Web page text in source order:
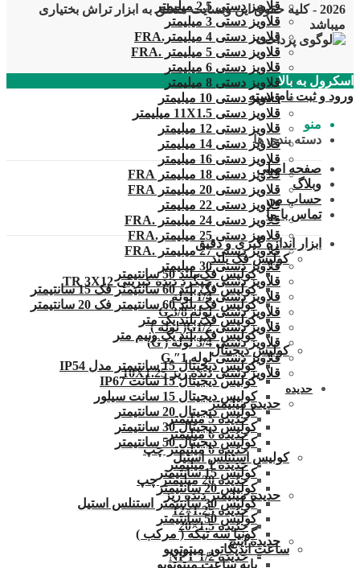
قلاویز دستی 2.5 میلیمتر
قلاویز دستی 3 میلیمتر
قلاویز دستی 4 میلیمتر.FRA
قلاویز دستی 5 میلیمتر .FRA
قلاویز دستی 6 میلیمتر
قلاویز دستی 8 میلیمتر
قلاویز دستی 10 میلیمتر
قلاویز دستی 11X1.5 میلیمتر
قلاویز دستی 12 میلیمتر
قلاویز دستی 14 میلیمتر
قلاویز دستی 16 میلیمتر
قلاویز دستی 18 میلیمتر FRA
قلاویز دستی 20 میلیمتر FRA
قلاویز دستی 22 میلیمتر
قلاویز دستی 24 میلیمتر .FRA
قلاویز دستی 25 میلیمتر.FRA
قلاویز دستی 27 میلیمتر .FRA
قلاویز دستی 30 میلیمتر
قلاویز دستی چپگرد دنده کبریتی TR 3X12
قلاویز دستی 1/4 لوله
قلاویز دستی لوله G 3/8
قلاویز دستی G1/2( لوله )
قلاویز دستی 3/4 لوله ( G)
قلاویز دستی لوله 1″.G
قلاویز دستی دنده ریز 10X1.25
حدیده
حدیده میلیمتر
حدیده 5 میلیمتر
حدیده 6 میلیمتر
حدیده 6 میلیمتر چپ
حدیده 1 میلیمتر
حدیده 20 میلیمتر چپ
حدیده میلیمتر دنده ریز
حدیده 1.25×12
حدیده 1.5×20
حدیده اینچ
حدیده 1/2 NPT
2026 - کلیه حقوق این وبسایت متعلق به ابزار تراش بختیاری
میباشد
اسکرول به بالا
ورود و ثبت نام بسته
منو
دسته بندی ها
صفحه اصلی
وبلاگ
حساب من
تماس با ما
ابزار اندازه گیری و دقیق
کولیس فک بلند
کولیس فک بلند 50 سانتیمتر
کولیس فک بلند 60 سانتیمتر فک 15 سانتیمتر
کولیس فک بلند 60 سانتیمتر فک 20 سانتیمتر
کولیس فک بلند یک متر
کولیس فک بلند یک ونیم متر
کولیس دیجیتال
کولیس دیجیتال 15 سانتیمتر مدل IP54
کولیس دیجیتال 15 سانت IP67
کولیس دیجیتال 15 سانت سیلور
کولیس دیجیتال 20 سانتیمتر
کولیس دیجیتال 30 سانتیمتر
کولیس دیجیتال 50 سانتیمتر
کولیس استنلس استیل
کولیس 15 سانتیمتر
کولیس 20 سانتیمتر
کولیس 30 سانتیمتر استنلس استیل
کولیس 50 سانتیمتر
گونیا سه تیکه ( مرکب )
ساعت اندیکاتور میتوتویو
پایه ساعت میتوتویو